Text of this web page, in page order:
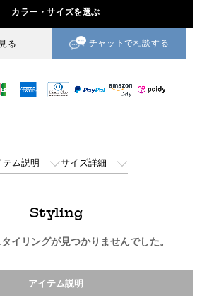
カラー・サイズを選ぶ
る チャットで相談する
テム説明 サイズ詳細
Styling
イリングが見つかりませんでした。
アイテム説明